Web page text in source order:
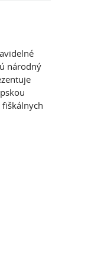
národný